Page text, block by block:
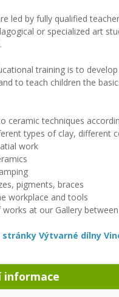
led by fully qualified
or specialized art
training is to
to teach children the
ceramic techniques
types of clay, different
work
pigments, braces
workplace and tools
at our Gallery
stránky Výtvarné dílny
informace